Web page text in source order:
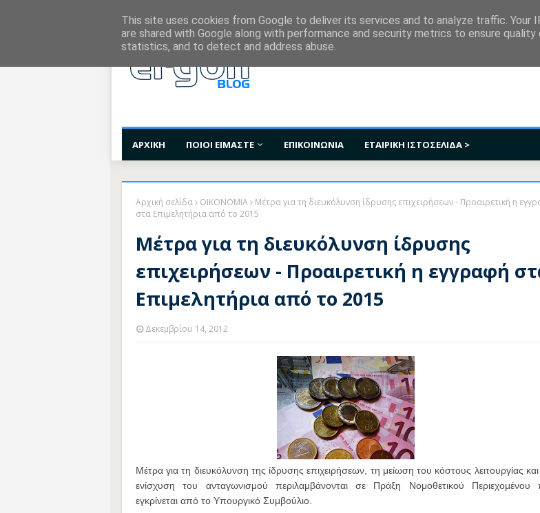
ΑΡΧΙΚΗ ΠΟΙΟΙ ΕΙΜΑΣΤΕ ΕΠΙΚΟΙΝΩΝΙΑ ΕΤΑΙΡΙΚΗ ΙΣΤΟΣΕΛΙΔΑ >
Αρχική σελίδα ΟΙΚΟΝΟΜΙΑ
Μέτρα για τη διευκόλυνση ίδρυσης επιχειρήσεων - Προαιρετική η
στα Επιμελητήρια από το 2015
Μέτρα για τη διευκόλυνση ίδρυσης
επιχειρήσεων - Προαιρετική η εγγραφή
Επιμελητήρια από το 2015
Δεκεμβρίου 14, 2012
Μέτρα για τη διευκόλυνση της ίδρυσης επιχειρήσεων, τη μείωση του κόστους λειτουργίας
ενίσχυση του ανταγωνισμού περιλαμβάνονται σε Πράξη Νομοθετικού Περιεχομένου
εγκρίνεται από το Υπουργικό Συμβούλιο.
This site uses cookies from Google to deliver its services and to analyze traffic. Your
are shared with Google along with performance and security metrics to ensure
statistics, and to detect and address abuse.